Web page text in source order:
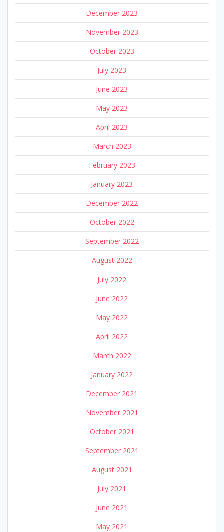
December 2023
November 2023
October 2023
July 2023
June 2023
May 2023
April 2023
March 2023
February 2023
January 2023
December 2022
October 2022
September 2022
August 2022
July 2022
June 2022
May 2022
April 2022
March 2022
January 2022
December 2021
November 2021
October 2021
September 2021
August 2021
July 2021
June 2021
May 2021